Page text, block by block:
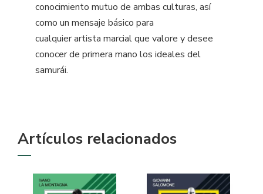
conocimiento mutuo de ambas culturas, así
como un mensaje básico para
cualquier artista marcial que valore y desee
conocer de primera mano los ideales del
samurái.
Artículos relacionados